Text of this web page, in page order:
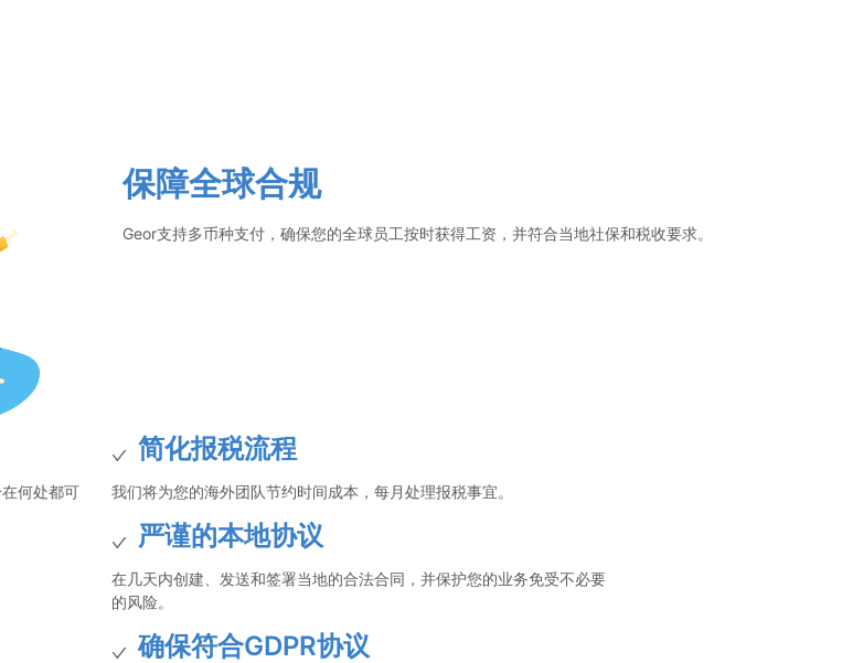
保障全球合规
Geor支持多币种支付，确保您的全球员工按时获得工资，并符合当地社保和税收要求。
何处都可
简化报税流程
我们将为您的海外团队节约时间成本，每月处理报税事宜。
严谨的本地协议
在几天内创建、发送和签署当地的合法合同，并保护您的业务免受不必要
的风险。
确保符合GDPR协议